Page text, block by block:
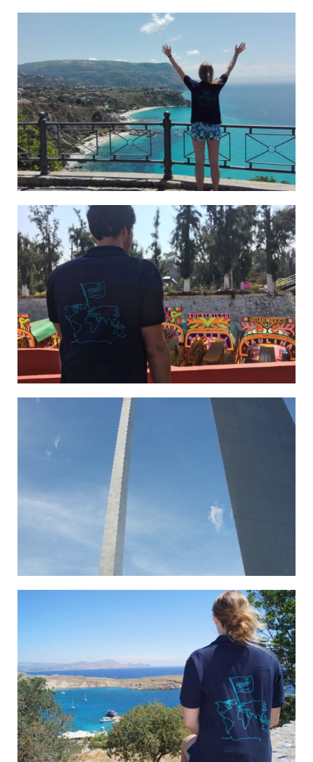
Marie in Italien
Benny in Mexico
Marina in St. Louis
Michelle auf Rhodos